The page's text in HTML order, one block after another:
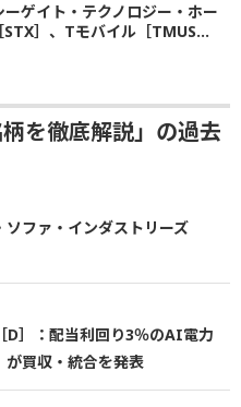
ーゲイト・テクノロジー・ホー
STX］、Tモバイル［TMUS...
を徹底解説」の過去
ソファ・インダストリーズ
D］：配当利回り3％のAI電力
が買収・統合を発表